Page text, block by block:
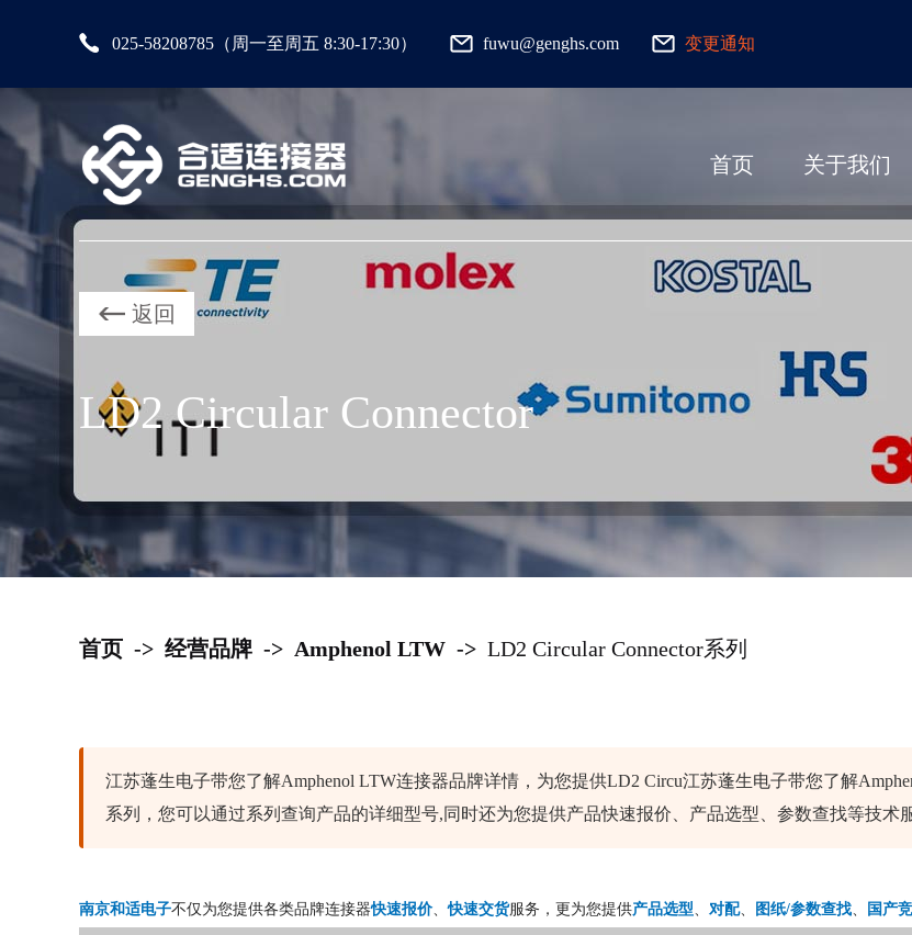
025-58208785（周一至周五 8:30-17:30） fuwu@genghs.com 变更通知
首页 关于我们
返回
LD2 Circular Connector
首页 -> 经营品牌 -> Amphenol LTW -> LD2 Circular Connector系列
江苏蓬生电子带您了解Amphenol LTW连接器品牌详情，为您提供LD2 Circu江苏蓬生电子带您了解
系列，您可以通过系列查询产品的详细型号,同时还为您提供产品快速报价、产品选型、参数查找等技术
南京和适电子不仅为您提供各类品牌连接器快速报价、快速交货服务，更为您提供产品选型、 对配、 图纸/参数查找、 国产